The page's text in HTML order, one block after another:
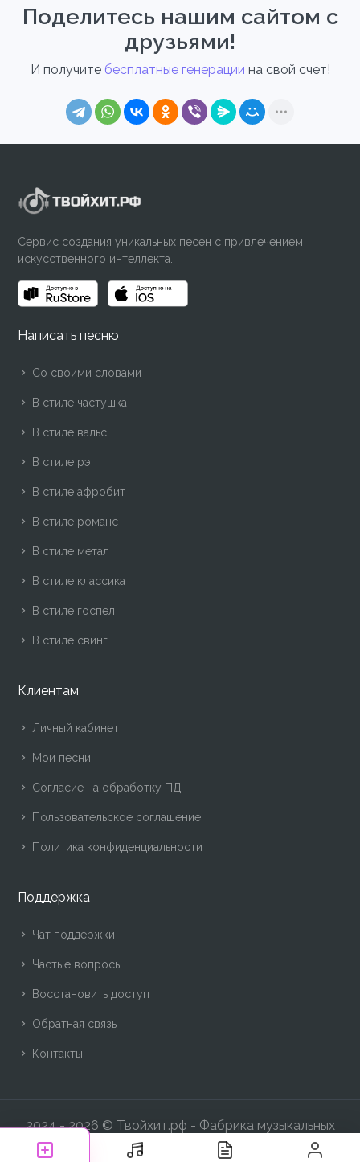
Поделитесь нашим сайтом с
друзьями!
И получите бесплатные генерации на свой счет!
Сервис создания уникальных песен с привлечением
искусственного интеллекта.
Написать песню
Со своими словами
В стиле частушка
В стиле вальс
В стиле рэп
В стиле афробит
В стиле романс
В стиле метал
В стиле классика
В стиле госпел
В стиле свинг
Клиентам
Личный кабинет
Мои песни
Согласие на обработку ПД
Пользовательское соглашение
Политика конфиденциальности
Поддержка
Чат поддержки
Частые вопросы
Восстановить доступ
Обратная связь
Контакты
2024 -2026 © Твойхит.рф - Фабрика музыкальных